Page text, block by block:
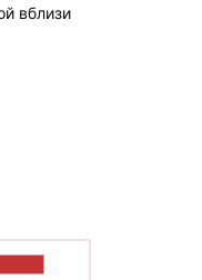
вблизи